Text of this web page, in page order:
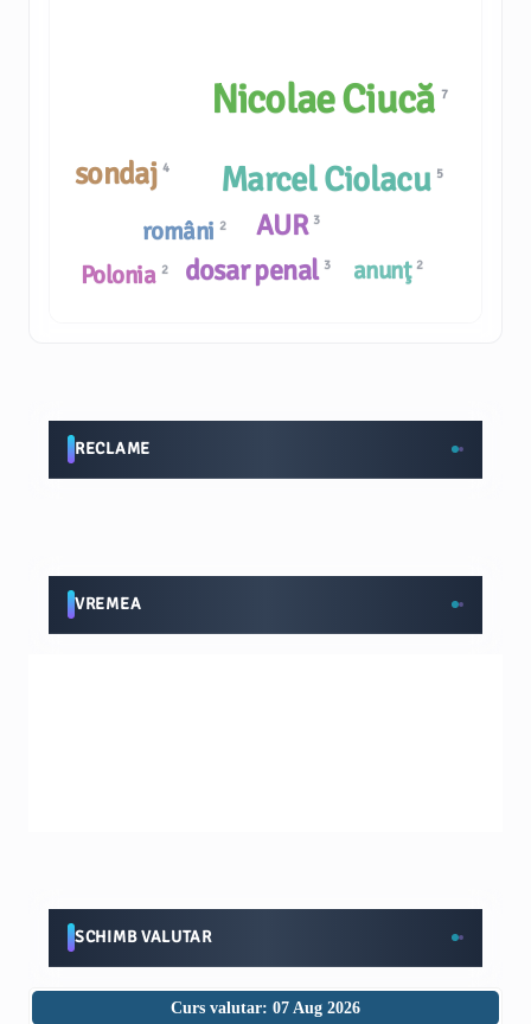
dosar penal 3
români 2
anunţ 2
AUR 3
Polonia 2
Nicolae Ciucă7
Marcel Ciolacu 5
sondaj4
RECLAME
VREMEA
SCHIMB VALUTAR
Curs valutar: 07 Aug 2026